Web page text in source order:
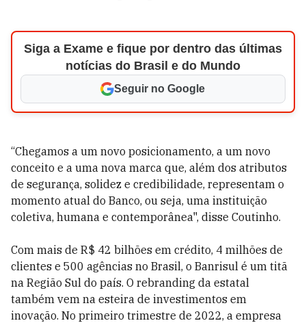
Siga a Exame e fique por dentro das últimas
notícias do Brasil e do Mundo
Seguir no Google
“Chegamos a um novo posicionamento, a um novo
conceito e a uma nova marca que, além dos atributos
de segurança, solidez e credibilidade, representam o
momento atual do Banco, ou seja, uma instituição
coletiva, humana e contemporânea", disse Coutinho.
Com mais de R$ 42 bilhões em crédito, 4 milhões de
clientes e 500 agências no Brasil, o Banrisul é um titã
na Região Sul do país. O rebranding da estatal
também vem na esteira de investimentos em
inovação. No primeiro trimestre de 2022, a empresa